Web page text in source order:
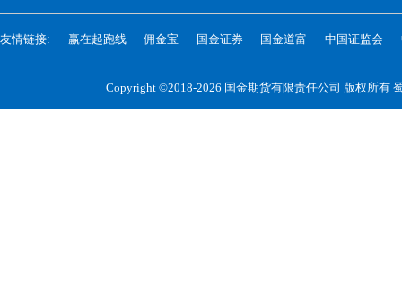
友情链接: 赢在起跑线 佣金宝 国金证券 国金道富 中国证监会
Copyright ©2018-2026 国金期货有限责任公司 版权所有